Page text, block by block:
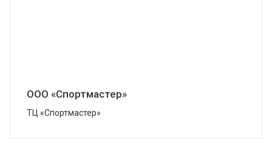
ООО «Спортмастер»
ТЦ «Спортмастер»